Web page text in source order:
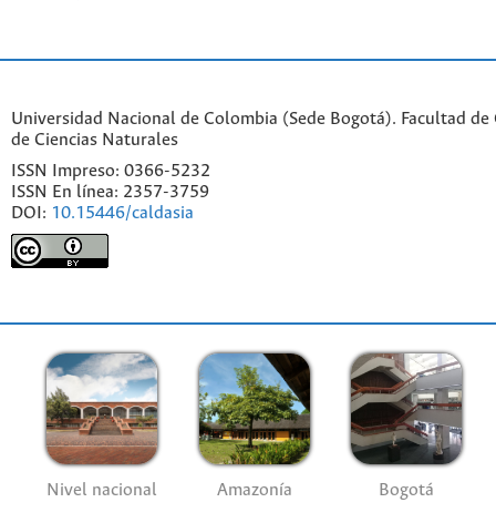
Universidad Nacional de Colombia (Sede Bogotá). Facultad
de Ciencias Naturales
ISSN Impreso: 0366-5232
ISSN En línea: 2357-3759
DOI: 10.15446/caldasia
Nivel nacional Amazonía Bogotá